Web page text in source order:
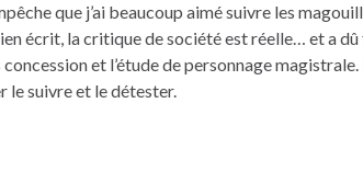
que j’ai beaucoup aimé suivre les
écrit, la critique de société est réelle… et a dû
et l’étude de personnage
le suivre et le détester.